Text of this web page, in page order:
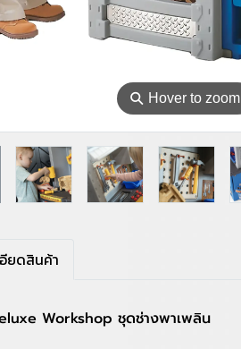
⚲ Hover to zoom
อียดสินค้า
Workshop ชุดช่างพาเพลิน